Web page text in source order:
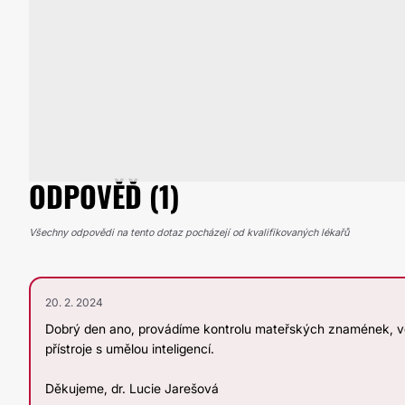
ODPOVĚĎ (1)
Všechny odpovědi na tento dotaz pocházejí od kvalifikovaných lékařů
20. 2. 2024
Dobrý den ano, provádíme kontrolu mateřských znamének,
přístroje s umělou inteligencí.
Děkujeme, dr. Lucie Jarešová